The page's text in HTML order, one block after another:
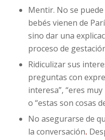
Mentir. No se
bebés vienen de
sino dar una
proceso de
Ridiculizar sus
preguntas con
interesa”, “eres
o “estas son cosas
No asegurarse de
la conversación.